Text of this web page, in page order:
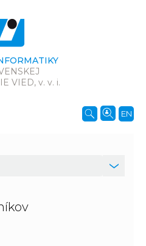
VIED, v. v. i.
EN